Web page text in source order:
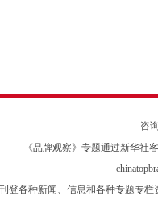
咨
《品牌观察》专题通过新华社
登各种新闻、信息和各种专题专栏